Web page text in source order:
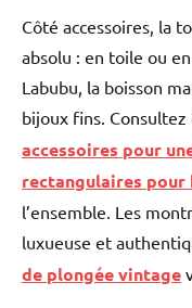
Côté accessoires, la
absolu : en toile ou
Labubu, la boisson
bijoux fins.
accessoires pour
rectangulaires pour
l’ensemble. Les
luxueuse et
de plongée vintage